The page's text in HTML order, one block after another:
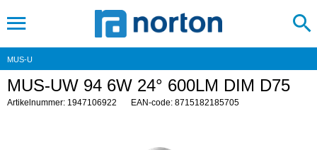
MUS-U
MUS-UW 94 6W 24° 600LM DIM D75
Artikelnummer: 1947106922 EAN-code: 8715182185705